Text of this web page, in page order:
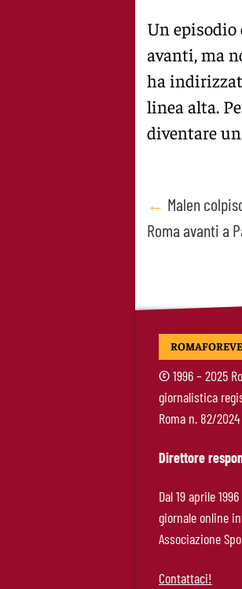
Un
avanti, ma
ha
linea alta.
diventare
Post
← Malen
Roma avanti a
©1996 – 2025
giornalistica
Roma n. 82/
Direttore
Dal 19 aprile
giornale online
Associazione
Contattaci!